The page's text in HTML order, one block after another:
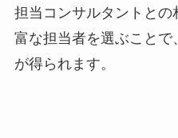
担当コンサルタントと
富な担当者を選ぶことで
が得られます。